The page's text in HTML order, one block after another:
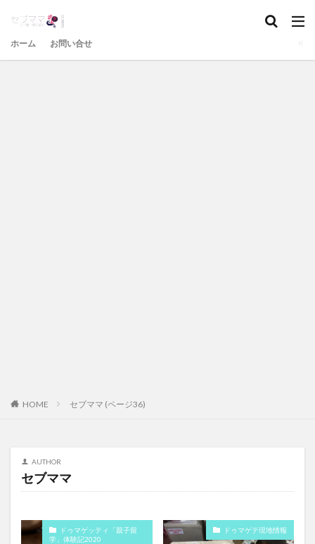
ホーム お問い合せ
HOME セブママ (ページ36)
AUTHOR
セブママ
ドゥマゲッティ「親子留
学」体験記2020
ドゥマゲテ現地情報